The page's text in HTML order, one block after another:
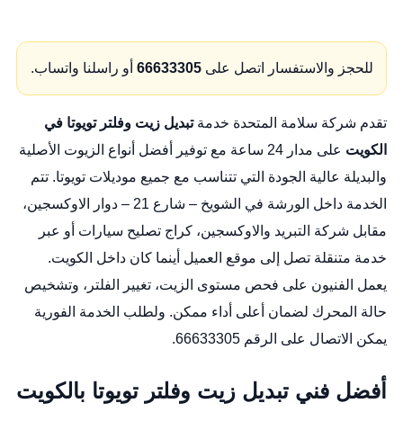
للحجز والاستفسار اتصل على 66633305أو راسلنا واتساب.
تقدم شركة سلامة المتحدة خدمةتبديل زيت وفلتر تويوتا في
الكويت
على مدار 24 ساعة مع توفير أفضل أنواع الزيوت الأصلية
والبديلة عالية الجودة التي تتناسب مع جميع موديلات تويوتا. تتم
الخدمة داخل الورشة في الشويخ – شارع 21 – دوار الاوكسجين،
مقابل شركة التبريد والاوكسجين، كراج تصليح سيارات أو عبر
خدمة متنقلة تصل إلى موقع العميل أينما كان داخل الكويت.
يعمل الفنيون على فحص مستوى الزيت، تغيير الفلتر، وتشخيص
حالة المحرك لضمان أعلى أداء ممكن. ولطلب الخدمة الفورية
يمكن الاتصال على الرقم 66633305.
أفضل فني تبديل زيت وفلتر تويوتا بالكويت